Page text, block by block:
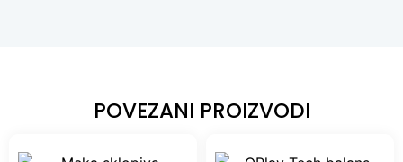
POVEZANI PROIZVODI